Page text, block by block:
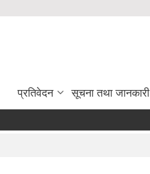
प्रतिवेदन सूचना तथा जानकारी